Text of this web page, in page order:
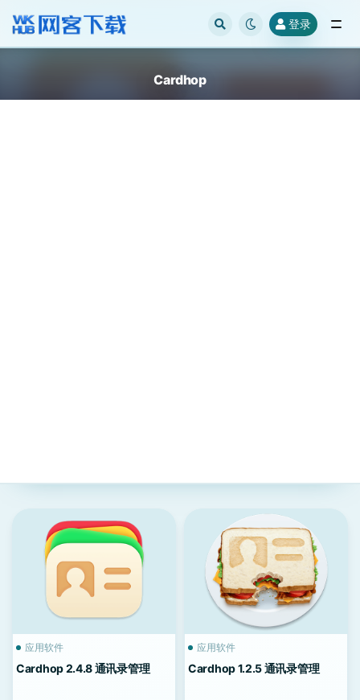
登录
Cardhop
应用软件
Cardhop 2.4.8 通讯录管理
应用软件
Cardhop 1.2.5 通讯录管理
全部